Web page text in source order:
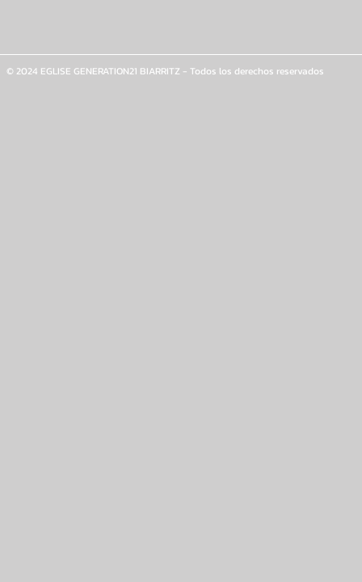
© 2024 EGLISE GENERATION21 BIARRITZ - Todos los derechos reservados